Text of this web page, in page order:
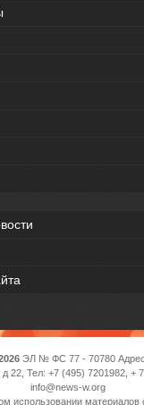
ЭЛ № ФС 77 - 70780 Адрес:
22, Тел: +7 (495) 7201982, +
info@news-w.org
использовании материалов